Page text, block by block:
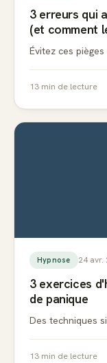
3 erreurs qui
(et comment
Évitez ces
13 min de lecture
Hypnose 24 avr.
3 exercices
de panique
Des techniques
13 min de lecture